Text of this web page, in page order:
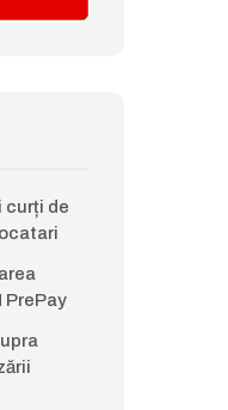
curți de
PrePay